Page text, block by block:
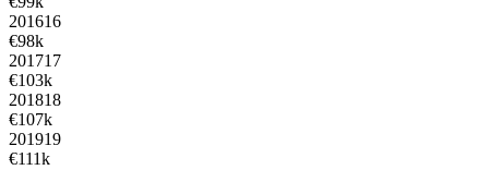
201616
€98k
201717
€103k
201818
€107k
201919
€111k